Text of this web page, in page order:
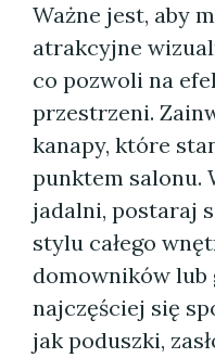
Ważne jest, aby
atrakcyjne
co pozwoli na
przestrzeni.
kanapy, które
punktem salonu.
jadalni, postaraj
stylu całego
domowników lub
najczęściej się
jak poduszki,